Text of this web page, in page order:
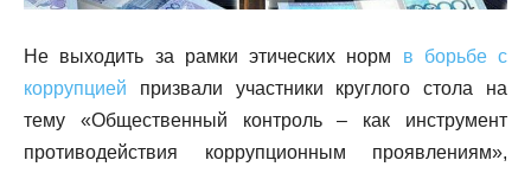
Не выходить за рамки этических норм в борьбе с
коррупцией призвали участники круглого стола на
тему «Общественный контроль – как инструмент
противодействия коррупционным проявлениям»,